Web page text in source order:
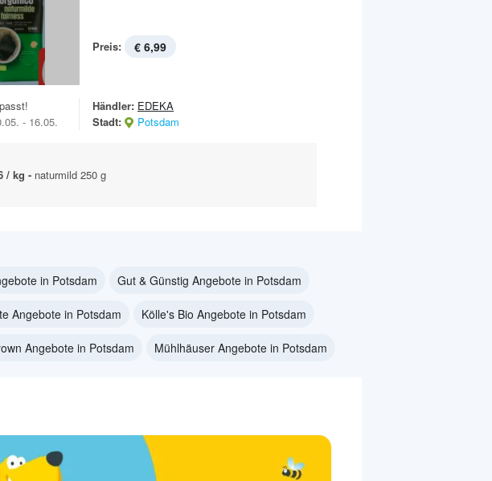
Preis: € 6,99
- 16.05.
Händler: EDEKA
Stadt:
Potsdam
/ kg - naturmild 250 g
in Potsdam Gut & Günstig Angebote in Potsdam
Angebote in Potsdam Kölle's Bio Angebote in Potsdam
Angebote in Potsdam Mühlhäuser Angebote in Potsdam